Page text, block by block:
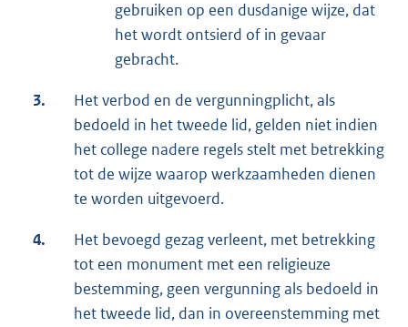
gebruiken op een dusdanige wijze, dat
het wordt ontsierd of in gevaar
gebracht.
3.
Het verbod en de vergunningplicht, als
bedoeld in het tweede lid, gelden niet indien
het college nadere regels stelt met betrekking
tot de wijze waarop werkzaamheden dienen
te worden uitgevoerd.
4.
Het bevoegd gezag verleent, met betrekking
tot een monument met een religieuze
bestemming, geen vergunning als bedoeld in
het tweede lid, dan in overeenstemming met